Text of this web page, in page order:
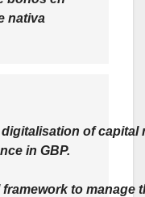
nativa
of capital
in GBP.
to manage